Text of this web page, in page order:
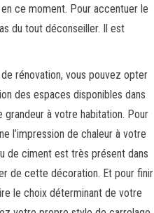
ce moment. Pour accentuer le
du tout déconseiller. Il est
rénovation, vous pouvez opter
des espaces disponibles dans
grandeur à votre habitation. Pour
l’impression de chaleur à votre
de ciment est très présent dans
de cette décoration. Et pour finir
le choix déterminant de votre